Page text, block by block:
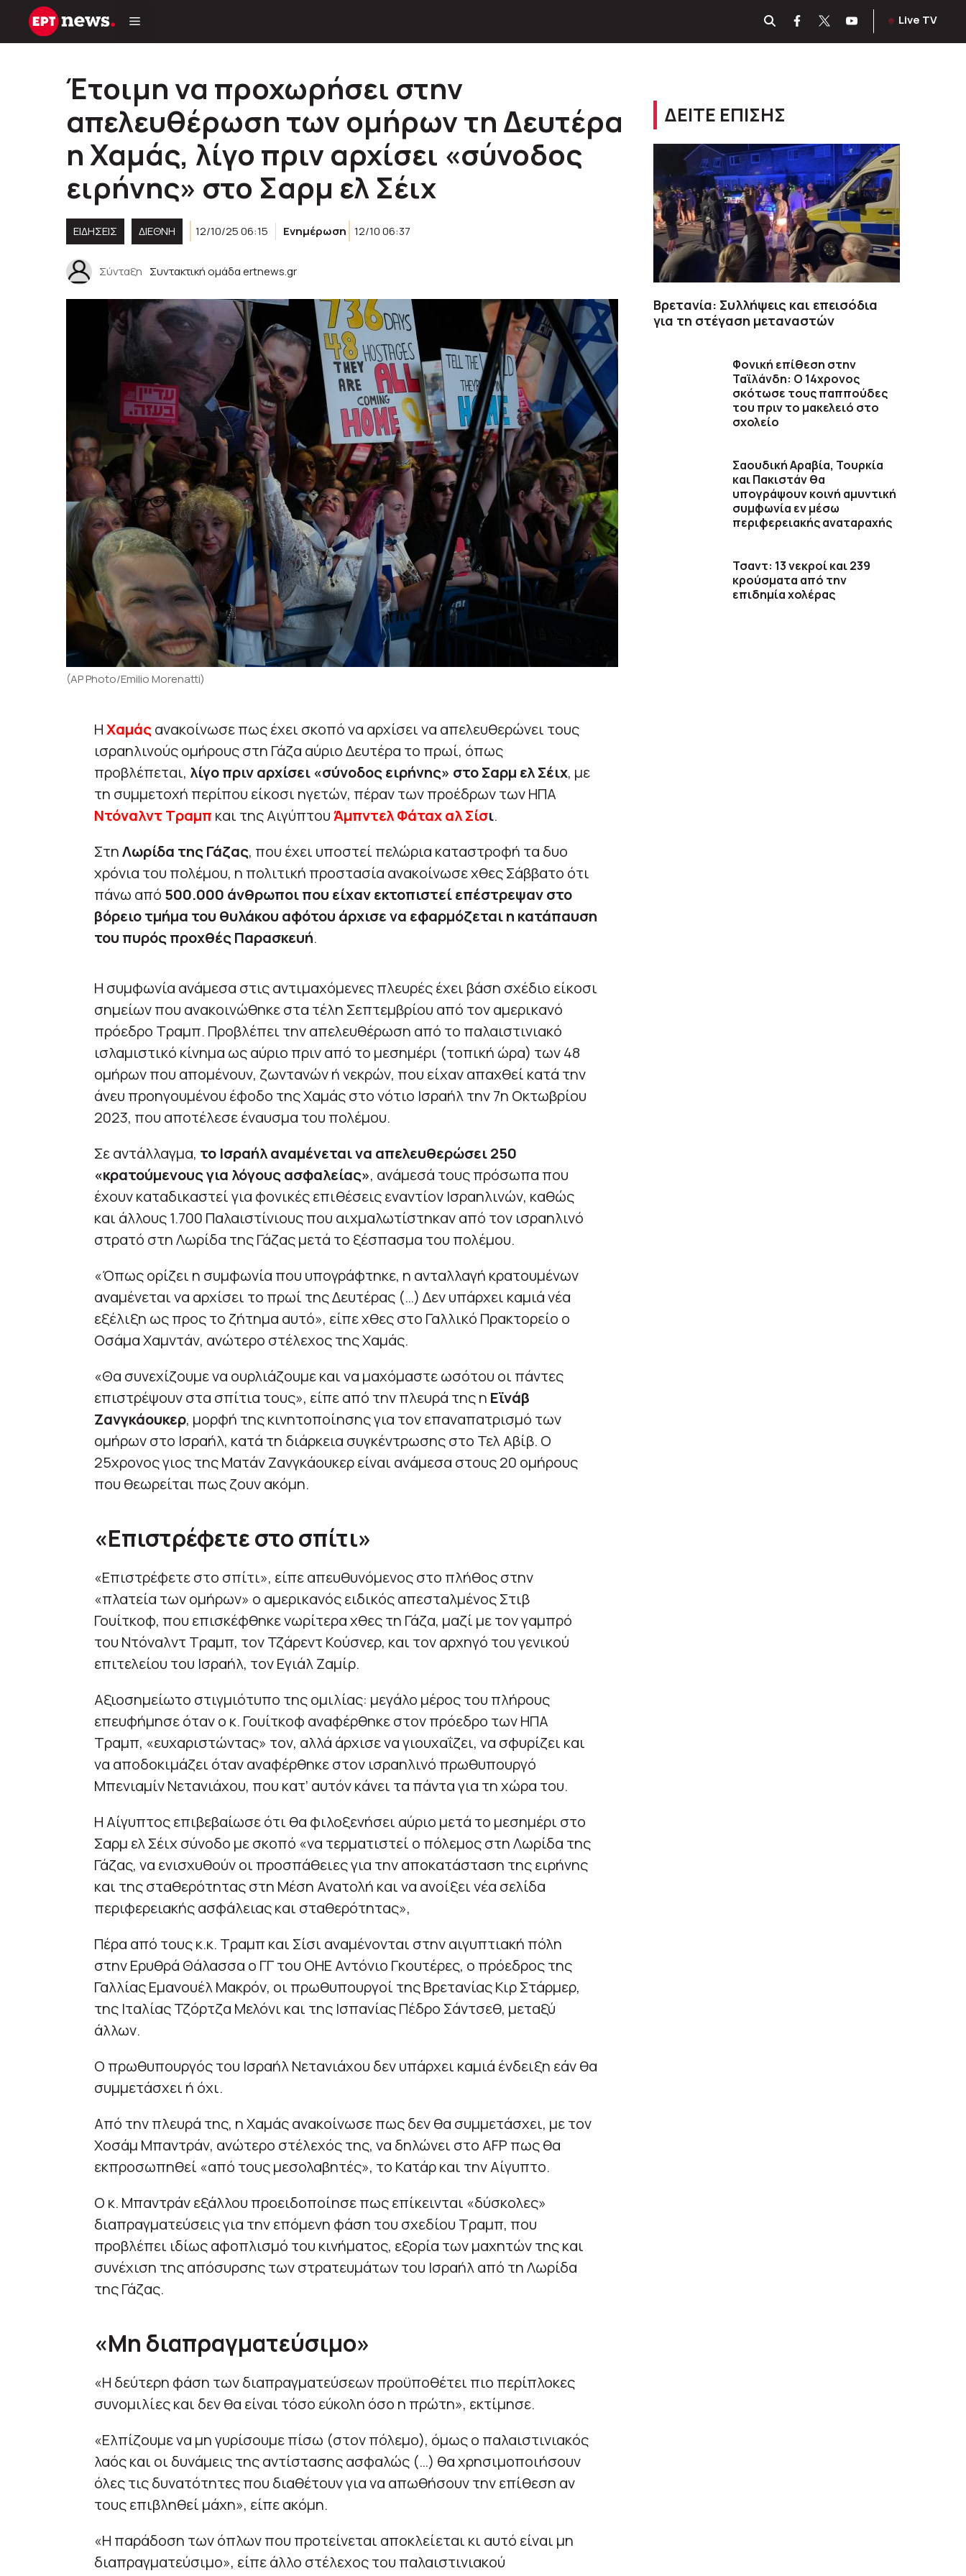
Μετάβαση
Live TV
Έτοιμη να προχωρήσει στην
απελευθέρωση των ομήρων τη Δευτέρα
η Χαμάς, λίγο πριν αρχίσει «σύνοδος
ειρήνης» στο Σαρμ ελ Σέιχ
ΕΙΔΗΣΕΙΣ ΔΙΕΘΝΗ 12/10/25 06:15 Ενημέρωση 12/10 06:37
Σύνταξη Συντακτική ομάδα ertnews.gr
(AP Photo/Emilio Morenatti)
ΗΧαμάςανακοίνωσε πως έχει σκοπό να αρχίσει να απελευθερώνει τους
ισραηλινούς ομήρους στη Γάζα αύριο Δευτέρα το πρωί, όπως
προβλέπεται, λίγο πριν αρχίσει «σύνοδος ειρήνης» στο Σαρμ ελ Σέιχ, με
τη συμμετοχή περίπου είκοσι ηγετών, πέραν των προέδρων των ΗΠΑ
Ντόναλντ Τραμπ και της ΑιγύπτουΆμπντελ Φάταχ αλ Σίσι.
ΣτηΛωρίδα της Γάζας, που έχει υποστεί πελώρια καταστροφή τα δυο
χρόνια του πολέμου, η πολιτική προστασία ανακοίνωσε χθες Σάββατο ότι
πάνω από 500.000 άνθρωποι που είχαν εκτοπιστεί επέστρεψαν στο
βόρειο τμήμα του θυλάκου αφότου άρχισε να εφαρμόζεται η κατάπαυση
του πυρός προχθές Παρασκευή.
Η συμφωνία ανάμεσα στις αντιμαχόμενες πλευρές έχει βάση σχέδιο είκοσι
σημείων που ανακοινώθηκε στα τέλη Σεπτεμβρίου από τον αμερικανό
πρόεδρο Τραμπ. Προβλέπει την απελευθέρωση από το παλαιστινιακό
ισλαμιστικό κίνημα ως αύριο πριν από το μεσημέρι (τοπική ώρα) των 48
ομήρων που απομένουν, ζωντανών ή νεκρών, που είχαν απαχθεί κατά την
άνευ προηγουμένου έφοδο της Χαμάς στο νότιο Ισραήλ την 7η Οκτωβρίου
2023, που αποτέλεσε έναυσμα του πολέμου.
Σε αντάλλαγμα, το Ισραήλ αναμένεται να απελευθερώσει 250
«κρατούμενους για λόγους ασφαλείας», ανάμεσά τους πρόσωπα που
έχουν καταδικαστεί για φονικές επιθέσεις εναντίον Ισραηλινών, καθώς
και άλλους 1.700 Παλαιστίνιους που αιχμαλωτίστηκαν από τον ισραηλινό
στρατό στη Λωρίδα της Γάζας μετά το ξέσπασμα του πολέμου.
«Όπως ορίζει η συμφωνία που υπογράφτηκε, η ανταλλαγή κρατουμένων
αναμένεται να αρχίσει το πρωί της Δευτέρας (…) Δεν υπάρχει καμιά νέα
εξέλιξη ως προς το ζήτημα αυτό», είπε χθες στο Γαλλικό Πρακτορείο ο
Οσάμα Χαμντάν, ανώτερο στέλεχος της Χαμάς.
«Θα συνεχίζουμε να ουρλιάζουμε και να μαχόμαστε ωσότου οι πάντες
επιστρέψουν στα σπίτια τους», είπε από την πλευρά της η Εϊνάβ
Ζανγκάουκερ, μορφή της κινητοποίησης για τον επαναπατρισμό των
ομήρων στο Ισραήλ, κατά τη διάρκεια συγκέντρωσης στο Τελ Αβίβ. Ο
25χρονος γιος της Ματάν Ζανγκάουκερ είναι ανάμεσα στους 20 ομήρους
που θεωρείται πως ζουν ακόμη.
«Επιστρέφετε στο σπίτι»
«Επιστρέφετε στο σπίτι», είπε απευθυνόμενος στο πλήθος στην
«πλατεία των ομήρων» ο αμερικανός ειδικός απεσταλμένος Στιβ
Γουίτκοφ, που επισκέφθηκε νωρίτερα χθες τη Γάζα, μαζί με τον γαμπρό
του Ντόναλντ Τραμπ, τον Τζάρεντ Κούσνερ, και τον αρχηγό του γενικού
επιτελείου του Ισραήλ, τον Εγιάλ Ζαμίρ.
Αξιοσημείωτο στιγμιότυπο της ομιλίας: μεγάλο μέρος του πλήρους
επευφήμησε όταν ο κ. Γουίτκοφ αναφέρθηκε στον πρόεδρο των ΗΠΑ
Τραμπ, «ευχαριστώντας» τον, αλλά άρχισε να γιουχαΐζει, να σφυρίζει και
να αποδοκιμάζει όταν αναφέρθηκε στον ισραηλινό πρωθυπουργό
Μπενιαμίν Νετανιάχου, που κατ’ αυτόν κάνει τα πάντα για τη χώρα του.
Η Αίγυπτος επιβεβαίωσε ότι θα φιλοξενήσει αύριο μετά το μεσημέρι στο
Σαρμ ελ Σέιχ σύνοδο με σκοπό «να τερματιστεί ο πόλεμος στη Λωρίδα της
Γάζας, να ενισχυθούν οι προσπάθειες για την αποκατάσταση της ειρήνης
και της σταθερότητας στη Μέση Ανατολή και να ανοίξει νέα σελίδα
περιφερειακής ασφάλειας και σταθερότητας»,
Πέρα από τους κ.κ. Τραμπ και Σίσι αναμένονται στην αιγυπτιακή πόλη
στην Ερυθρά Θάλασσα ο ΓΓ του ΟΗΕ Αντόνιο Γκουτέρες, ο πρόεδρος της
Γαλλίας Εμανουέλ Μακρόν, οι πρωθυπουργοί της Βρετανίας Κιρ Στάρμερ,
της Ιταλίας Τζόρτζα Μελόνι και της Ισπανίας Πέδρο Σάντσεθ, μεταξύ
άλλων.
Ο πρωθυπουργός του Ισραήλ Νετανιάχου δεν υπάρχει καμιά ένδειξη εάν θα
συμμετάσχει ή όχι.
Από την πλευρά της, η Χαμάς ανακοίνωσε πως δεν θα συμμετάσχει, με τον
Χοσάμ Μπαντράν, ανώτερο στέλεχός της, να δηλώνει στο AFP πως θα
εκπροσωπηθεί «από τους μεσολαβητές», το Κατάρ και την Αίγυπτο.
Ο κ. Μπαντράν εξάλλου προειδοποίησε πως επίκεινται «δύσκολες»
διαπραγματεύσεις για την επόμενη φάση του σχεδίου Τραμπ, που
προβλέπει ιδίως αφοπλισμό του κινήματος, εξορία των μαχητών της και
συνέχιση της απόσυρσης των στρατευμάτων του Ισραήλ από τη Λωρίδα
της Γάζας.
«Μη διαπραγματεύσιμο»
«Η δεύτερη φάση των διαπραγματεύσεων προϋποθέτει πιο περίπλοκες
συνομιλίες και δεν θα είναι τόσο εύκολη όσο η πρώτη», εκτίμησε.
«Ελπίζουμε να μη γυρίσουμε πίσω (στον πόλεμο), όμως ο παλαιστινιακός
λαός και οι δυνάμεις της αντίστασης ασφαλώς (…) θα χρησιμοποιήσουν
όλες τις δυνατότητες που διαθέτουν για να απωθήσουν την επίθεση αν
τους επιβληθεί μάχη», είπε ακόμη.
«Η παράδοση των όπλων που προτείνεται αποκλείεται κι αυτό είναι μη
διαπραγματεύσιμο», είπε άλλο στέλεχος του παλαιστινιακού
ΔΕΙΤΕ ΕΠΙΣΗΣ
Βρετανία: Συλλήψεις και επεισόδια
για τη στέγαση μεταναστών
Φονική επίθεση στην
Ταϊλάνδη: Ο 14χρονος
σκότωσε τους παππούδες
του πριν το μακελειό στο
σχολείο
Σαουδική Αραβία, Τουρκία
και Πακιστάν θα
υπογράψουν κοινή αμυντική
συμφωνία εν μέσω
περιφερειακής αναταραχής
Τσαντ: 13 νεκροί και 239
κρούσματα από την
επιδημία χολέρας